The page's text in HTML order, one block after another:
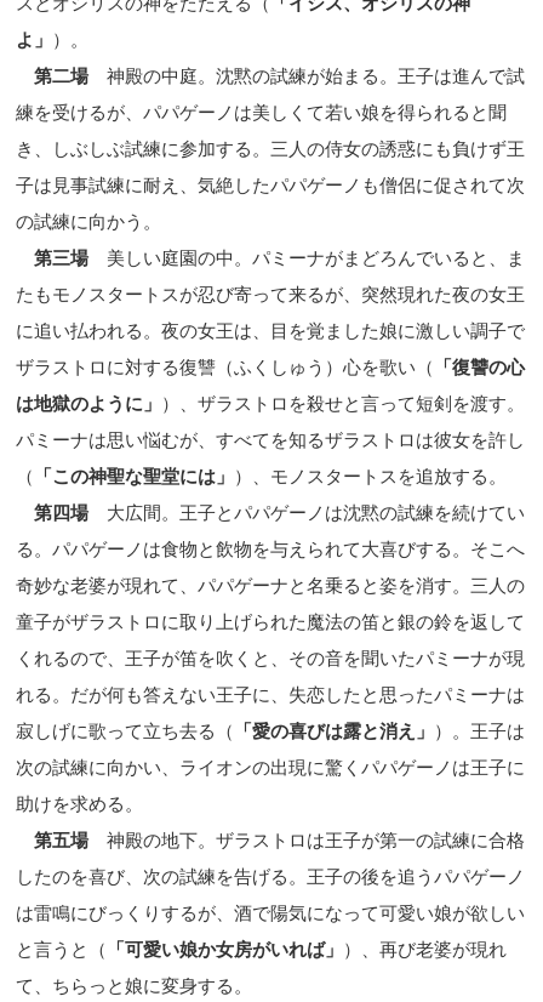
よ」 ）。
第二場神殿の中庭。沈黙の試練が始まる。王子は進んで試
練を受けるが、パパゲーノは美しくて若い娘を得られると聞
き、しぶしぶ試練に参加する。三人の侍女の誘惑にも負けず王
子は見事試練に耐え、気絶したパパゲーノも僧侶に促されて次
の試練に向かう。
第三場美しい庭園の中。パミーナがまどろんでいると、ま
たもモノスタートスが忍び寄って来るが、突然現れた夜の女王
に追い払われる。夜の女王は、目を覚ました娘に激しい調子で
ザラストロに対する復讐（ふくしゅう）心を歌い（
「復讐の心
は地獄のように」 ）、ザラストロを殺せと言って短剣を渡す。
パミーナは思い悩むが、すべてを知るザラストロは彼女を許し
（
「この神聖な聖堂には」 ）、モノスタートスを追放する。
第四場大広間。王子とパパゲーノは沈黙の試練を続けてい
る。パパゲーノは食物と飲物を与えられて大喜びする。そこへ
奇妙な老婆が現れて、パパゲーナと名乗ると姿を消す。三人の
童子がザラストロに取り上げられた魔法の笛と銀の鈴を返して
くれるので、王子が笛を吹くと、その音を聞いたパミーナが現
れる。だが何も答えない王子に、失恋したと思ったパミーナは
寂しげに歌って立ち去る（
「愛の喜びは露と消え」 ）。王子は
次の試練に向かい、ライオンの出現に驚くパパゲーノは王子に
助けを求める。
第五場神殿の地下。ザラストロは王子が第一の試練に合格
したのを喜び、次の試練を告げる。王子の後を追うパパゲーノ
は雷鳴にびっくりするが、酒で陽気になって可愛い娘が欲しい
と言うと（
「可愛い娘か女房がいれば」 ）、再び老婆が現れ
て、ちらっと娘に変身する。